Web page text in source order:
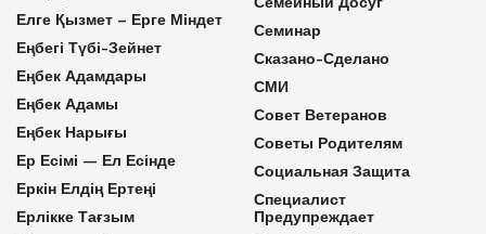
Елге Қызмет – Ерге Міндет
Еңбегі Түбі-Зейнет
Еңбек Адамдары
Еңбек Адамы
Еңбек Нарығы
Ер Есімі — Ел Есінде
Еркін Елдің Ертеңі
Ерлікке Тағзым
Семинар
Сказано-Сделано
СМИ
Совет Ветеранов
Советы Родителям
Социальная Защита
Специалист
Предупреждает